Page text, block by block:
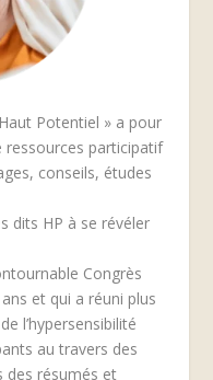
Potentiel » a pour
ressources participatif
conseils, études
dits HP à se révéler
Congrès
et qui a réuni plus
l’hypersensibilité
au travers des
des résumés et